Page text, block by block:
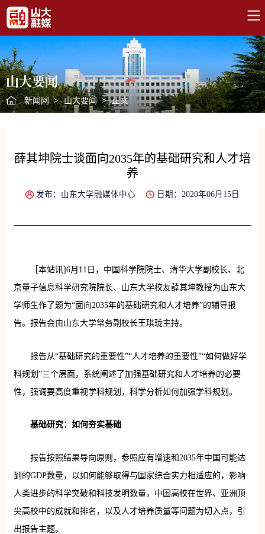
山大要闻
新闻网 > 山大要闻 > 正文
薛其坤院士谈面向2035年的基础研究和人才培
养
发布：山东大学融媒体中心 日期：2020年06月15日
［本站讯]6月11日，中国科学院院士、清华大学副校长、北
京量子信息科学研究院院长、山东大学校友薛其坤教授为山东大
学师生作了题为“面向2035年的基础研究和人才培养”的辅导报
告。报告会由山东大学常务副校长王琪珑主持。
报告从“基础研究的重要性”“人才培养的重要性”“如何做好学
科规划”三个层面，系统阐述了加强基础研究和人才培养的必要
性，强调要高度重视学科规划，科学分析如何加强学科规划。
基础研究：如何夯实基础
报告按照结果导向原则，参照应有增速和2035年中国可能达
到的GDP数量，以如何能够取得与国家综合实力相适应的，影响
人类进步的科学突破和科技发明数量，中国高校在世界、亚洲顶
尖高校中的成就和排名，以及人才培养质量等问题为切入点，引
出报告主题。